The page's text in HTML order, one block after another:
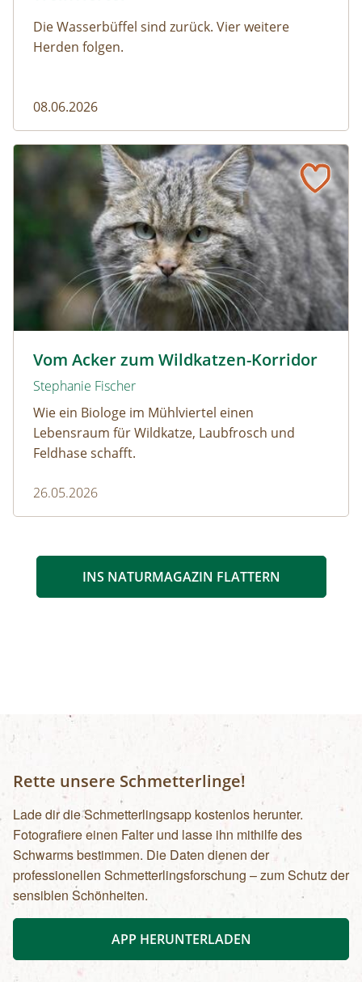
Die Wasserbüffel sind zurück. Vier weitere
Herden folgen.
08.06.2026
Vom Acker zum Wildkatzen-Korridor
Stephanie Fischer
Wie ein Biologe im Mühlviertel einen
Lebensraum für Wildkatze, Laubfrosch und
Feldhase schafft.
26.05.2026
Vom Acker zum Wildkatzen-Korridor
INS NATURMAGAZIN FLATTERN
Rette unsere Schmetterlinge!
Lade dir die Schmetterlingsapp kostenlos herunter.
Fotografiere einen Falter und lasse ihn mithilfe des
Schwarms bestimmen. Die Daten dienen der
professionellen Schmetterlingsforschung – zum Schutz der
sensiblen Schönheiten.
APP HERUNTERLADEN